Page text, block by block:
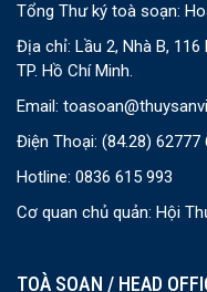
Tổng Thư ký toà soạn:
Địa chỉ: Lầu 2, Nhà B,
TP. Hồ Chí Minh.
Email:
Điện Thoại: (84.28) 62777
Hotline: 0836 615 993
Cơ quan chủ quản: Hội
TOÀ SOẠN / HEAD